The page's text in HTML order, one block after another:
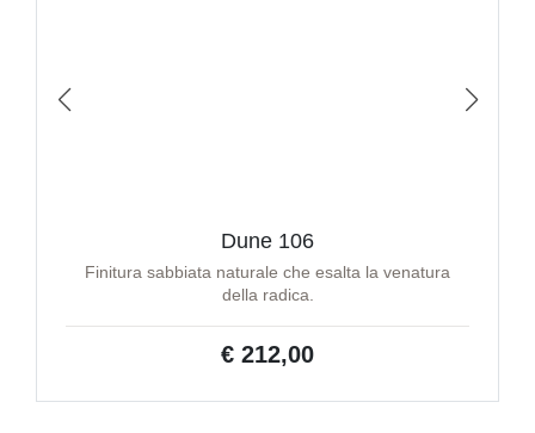
Dune 106
Finitura sabbiata naturale che esalta la venatura
della radica.
€ 212,00